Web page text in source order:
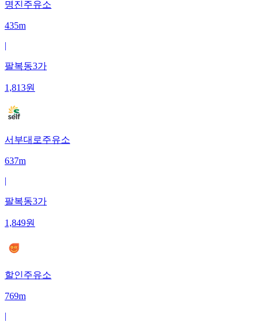
명진주유소
435m
|
팔복동3가
1,813원
서부대로주유소
637m
|
팔복동3가
1,849원
할인주유소
769m
|